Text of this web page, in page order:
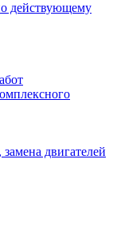
действующему
двигателей